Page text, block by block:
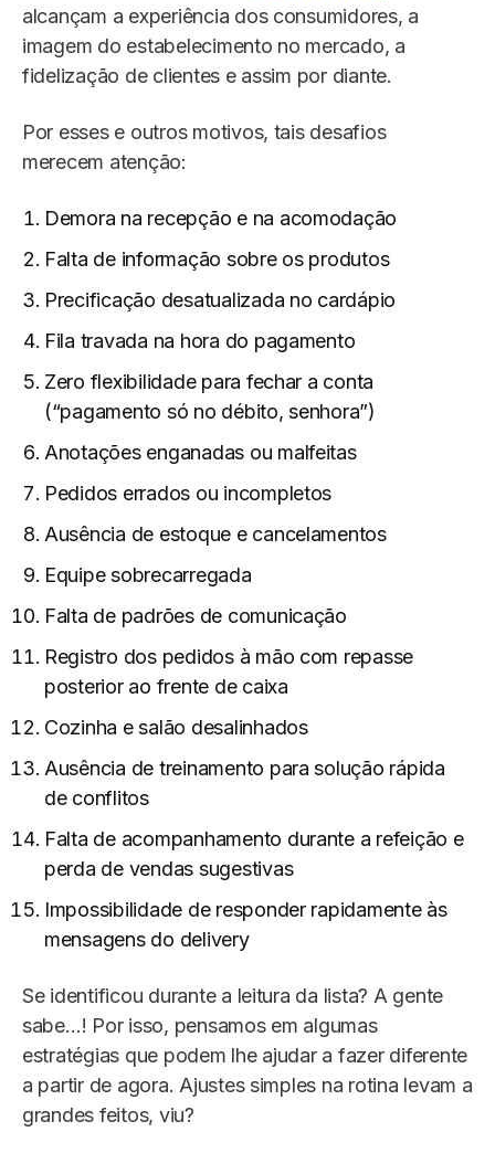
alcançam a experiência dos consumidores, a
imagem do estabelecimento no mercado, a
fidelização de clientes e assim por diante.
Por esses e outros motivos, tais desafios
merecem atenção:
Demora na recepção e na acomodação
Falta de informação sobre os produtos
Precificação desatualizada no cardápio
Fila travada na hora do pagamento
Zero flexibilidade para fechar a conta
(“pagamento só no débito, senhora”)
Anotações enganadas ou malfeitas
Pedidos errados ou incompletos
Ausência de estoque e cancelamentos
Equipe sobrecarregada
Falta de padrões de comunicação
Registro dos pedidos à mão com repasse
posterior ao frente de caixa
Cozinha e salão desalinhados
Ausência de treinamento para solução rápida
de conflitos
Falta de acompanhamento durante a refeição e
perda de vendas sugestivas
Impossibilidade de responder rapidamente às
mensagens do delivery
Se identificou durante a leitura da lista? A gente
sabe…! Por isso, pensamos em algumas
estratégias que podem lhe ajudar a fazer diferente
a partir de agora. Ajustes simples na rotina levam a
grandes feitos, viu?